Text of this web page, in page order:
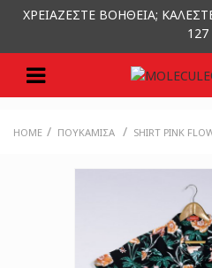
ΧΡΕΙΑΖΕΣΤΕ ΒΟΗΘΕΙΑ;
127
HOME / ΠΟΥΚΆΜΙΣΑ / SHIRT PINK